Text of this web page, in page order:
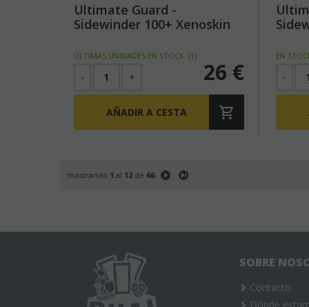
Ultimate Guard -
Sidewinder 100+ Xenoskin
"Secrets of Strixhaven" -
ÚLTIMAS UNIDADES EN STOCK (1 )
26 €
- +
AÑADIR A CESTA
EN
-
mostrando 1 al 12 de 66
SOBRE
Contacto